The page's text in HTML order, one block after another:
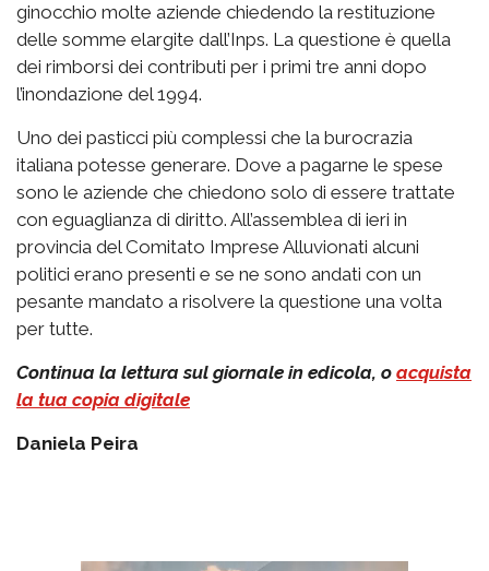
ginocchio molte aziende chiedendo la restituzione
delle somme elargite dall’Inps. La questione è quella
dei rimborsi dei contributi per i primi tre anni dopo
l’inondazione del 1994.
Uno dei pasticci più complessi che la burocrazia
italiana potesse generare. Dove a pagarne le spese
sono le aziende che chiedono solo di essere trattate
con eguaglianza di diritto. All’assemblea di ieri in
provincia del Comitato Imprese Alluvionati alcuni
politici erano presenti e se ne sono andati con un
pesante mandato a risolvere la questione una volta
per tutte.
Continua la lettura sul giornale in edicola, o acquista
la tua copia digitale
Daniela Peira